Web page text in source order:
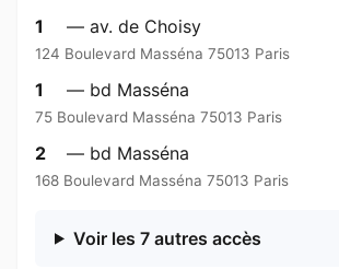
1 — av. de Choisy
124 Boulevard Masséna 75013 Paris
1 — bd Masséna
75 Boulevard Masséna 75013 Paris
2 — bd Masséna
168 Boulevard Masséna 75013 Paris
Voir les 7 autres accès